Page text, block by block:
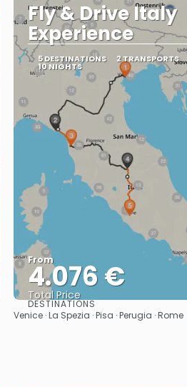
Fly & Drive Italy
Experience
5 DESTINATIONS 2 TRANSPORTS
10 NIGHTS
From
4.076 €
Total Price
See
DESTINATIONS
Venice · La Spezia · Pisa · Perugia · Rome